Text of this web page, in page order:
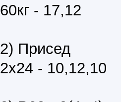
60кг - 17,12
2) Присед
2х24 - 10,12,10